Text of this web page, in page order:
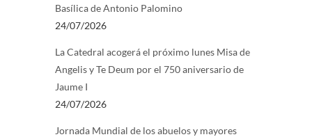
Basílica de Antonio Palomino
24/07/2026
La Catedral acogerá el próximo lunes Misa de
Angelis y Te Deum por el 750 aniversario de
Jaume I
24/07/2026
Jornada Mundial de los abuelos y mayores